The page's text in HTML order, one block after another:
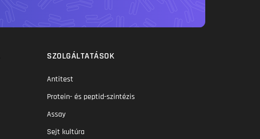
SZOLGÁLTATÁSOK
Antitest
Protein- és peptid-szintézis
Assay
Sejt kultúra